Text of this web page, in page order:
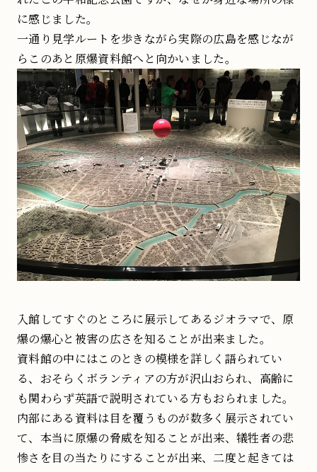
に感じました。
一通り見学ルートを歩きながら実際の広島を感じなが
らこのあと原爆資料館へと向かいました。
入館してすぐのところに展示してあるジオラマで、原
爆の爆心と被害の広さを知ることが出来ました。
資料館の中にはこのときの模様を詳しく語られてい
る、おそらくボランティアの方が沢山おられ、高齢に
も関わらず英語で説明されている方もおられました。
内部にある資料は目を覆うものが数多く展示されてい
て、本当に原爆の脅威を知ることが出来、犠牲者の悲
惨さを目の当たりにすることが出来、二度と起きては